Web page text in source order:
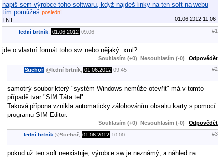
napiš sem výrobce toho softwaru, když najdeš linky na ten soft na webu
tím pomůžeš poslední
TNT
01.06.2012 11:06
lední brtník 01.06.2012 09:06 #1
jde o vlastní formát toho sw, nebo nějaký .xml?
Souhlasím (+0) Nesouhlasím (-0) Odpovědět
Suchoř @lední brtník 01.06.2012 09:45 #2
samotný soubor který "systém Windows nemůže otevřít" má v tomto
případě tvar "SIM Táta.tel".
Taková přípona vznikla automaticky zálohováním obsahu karty s pomocí
programu SIM Editor.
Souhlasím (+0) Nesouhlasím (-0) Odpovědět
lední brtník @Suchoř 01.06.2012 10:00 #3
pokud už ten soft neexistuje, výrobce sw je neznámý, a náhled na